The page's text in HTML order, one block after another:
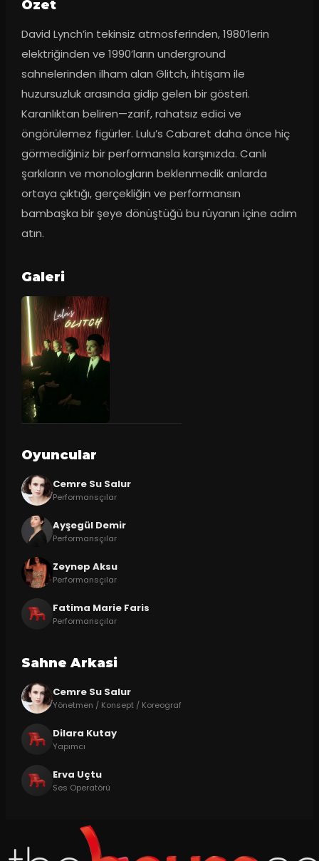
Ozet
David Lynch’in tekinsiz atmosferinden, 1980’lerin
elektriğinden ve 1990’ların underground
sahnelerinden ilham alan Glitch, ihtişam ile
huzursuzluk arasında gidip gelen bir gösteri.
Karanlıktan beliren—zarif, rahatsız edici ve
öngörülemez figürler. Lulu’s Cabaret daha önce hiç
görmediğiniz bir performansla karşınızda. Canlı
şarkıların ve monologların beklenmedik anlarda
ortaya çıktığı, gerçekliğin ve performansın
bambaşka bir şeye dönüştüğü bu rüyanın içine adım
atın.
Galeri
Oyuncular
Cemre Su Salur
Performansçılar
Ayşegül Demir
Performansçılar
Zeynep Aksu
Performansçılar
Fatima Marie Faris
Performansçılar
Sahne Arkasi
Cemre Su Salur
Yönetmen / Konsept / Koreograf
Dilara Kutay
Yapımcı
Erva Uçtu
Ses Operatörü